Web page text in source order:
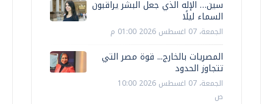
سين… الإله الذي جعل البشر يراقبون
السماء ليلًا
الجمعة، 07 اغسطس 2026 01:00 م
المصريات بالخارج... قوة مصر التي
تتجاوز الحدود
الجمعة، 07 اغسطس 2026 10:00
ص